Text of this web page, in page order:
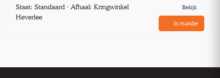
Staat: Standaard · Afhaal: Kringwinkel
Heverlee
Bekijk
In mandje